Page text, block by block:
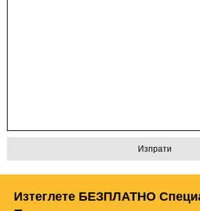
Изтеглете БЕЗПЛАТНО